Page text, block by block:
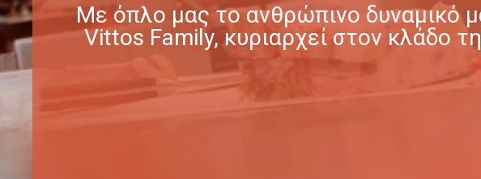
Με όπλο μας το ανθρώπινο δυναμικό
Vittos Family, κυριαρχεί στον κλάδο